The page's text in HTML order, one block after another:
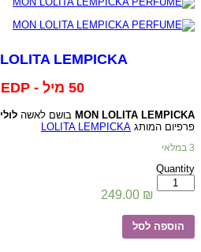
MON LOLITA LEMPICKA בושם לאשה
פרפיום המותג LOLITA LEMPICKA
3 במלאי
Quantity
כמות
של
LOLITA
LEMPICKA
/
249.00 ₪
הוספה לסל